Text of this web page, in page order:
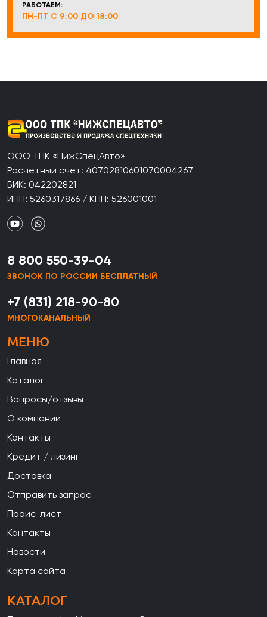
РАБОТАЕМ:
ПН-ПТ С 9:00 ДО 18:00
ООО ТПК «НижСпецАвто»
Расчетный счет: 40702810601070004267
БИК: 042202821
ИНН: 5260317866 / КПП: 526001001
8 800 550-39-04
ЗВОНОК ПО РОССИИ БЕСПЛАТНЫЙ
+7 (831) 218-90-80
МНОГОКАНАЛЬНЫЙ
МЕНЮ
Главная
Каталог
Вопросы/отзывы
О компании
Контакты
Кредит / лизинг
Доставка
Отправить запрос
Прайс-лист
Контакты
Новости
Карта сайта
КАТАЛОГ